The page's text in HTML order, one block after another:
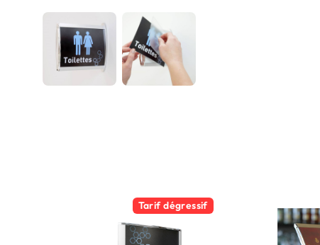
Tarif dégressif